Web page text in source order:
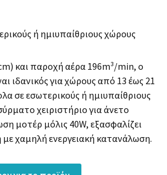
ή ημιυπαίθριους χώρους
και παροχή αέρα 196m³/min, ο
ιδανικός για χώρους από 13 έως 21
σε εσωτερικούς ή ημιυπαίθριους
χειριστήριο για άνετο
μοτέρ μόλις 40W, εξασφαλίζει
χαμηλή ενεργειακή κατανάλωση.